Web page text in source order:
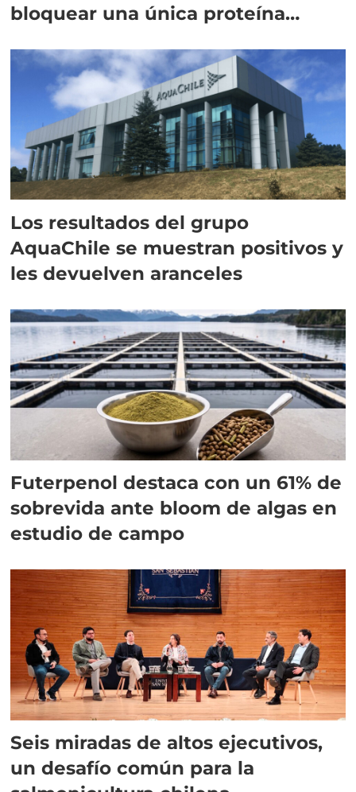
bloquear una única proteína
Los resultados del grupo
AquaChile se muestran positivos y
les devuelven aranceles
Futerpenol destaca con un 61% de
sobrevida ante bloom de algas en
estudio de campo
Seis miradas de altos ejecutivos,
un desafío común para la